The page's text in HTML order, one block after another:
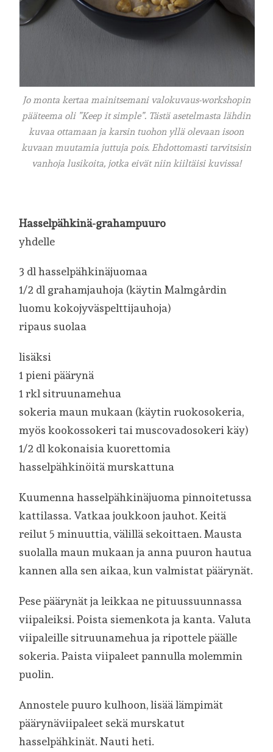
Jo monta kertaa mainitsemani valokuvaus-workshopin
pääteema oli ”Keep it simple”. Tästä asetelmasta lähdin
kuvaa ottamaan ja karsin tuohon yllä olevaan isoon
kuvaan muutamia juttuja pois. Ehdottomasti tarvitsisin
vanhoja lusikoita, jotka eivät niin kiiltäisi kuvissa!
Hasselpähkinä-grahampuuro
yhdelle
3 dl hasselpähkinäjuomaa
1/2 dl grahamjauhoja (käytin Malmgårdin
luomu kokojyväspelttijauhoja)
ripaus suolaa
lisäksi
1 pieni päärynä
1 rkl sitruunamehua
sokeria maun mukaan (käytin ruokosokeria,
myös kookossokeri tai muscovadosokeri käy)
1/2 dl kokonaisia kuorettomia
hasselpähkinöitä murskattuna
Kuumenna hasselpähkinäjuoma pinnoitetussa
kattilassa. Vatkaa joukkoon jauhot. Keitä
reilut 5 minuuttia, välillä sekoittaen. Mausta
suolalla maun mukaan ja anna puuron hautua
kannen alla sen aikaa, kun valmistat päärynät.
Pese päärynät ja leikkaa ne pituussuunnassa
viipaleiksi. Poista siemenkota ja kanta. Valuta
viipaleille sitruunamehua ja ripottele päälle
sokeria. Paista viipaleet pannulla molemmin
puolin.
Annostele puuro kulhoon, lisää lämpimät
päärynäviipaleet sekä murskatut
hasselpähkinät. Nauti heti.